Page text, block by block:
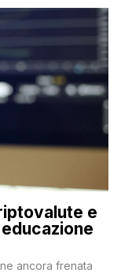
[…]
e
ancora frenata